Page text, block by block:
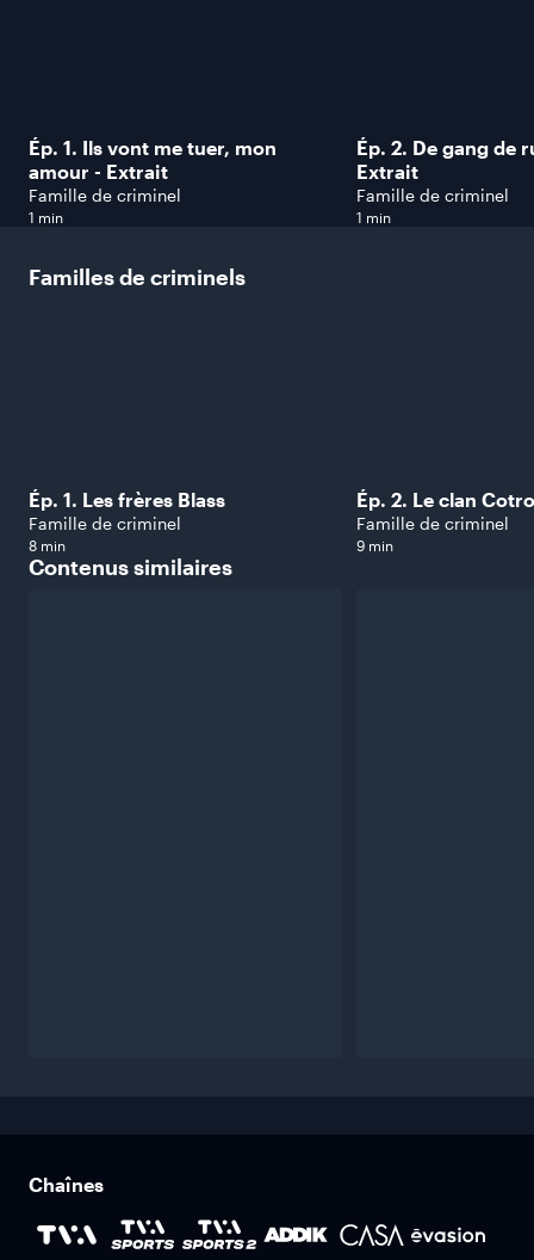
Ép. 1. Ils vont me tuer, mon
amour - Extrait
Famille de criminel
1 min
Ép. 2. De gang de
Extrait
Famille de criminel
1 min
Familles de criminels
Ép. 1. Les frères Blass
Famille de criminel
8 min
Ép. 2. Le clan
Famille de criminel
9 min
Contenussimilaires
Chaînes